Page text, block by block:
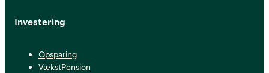
Investering
Opsparing
VækstPension